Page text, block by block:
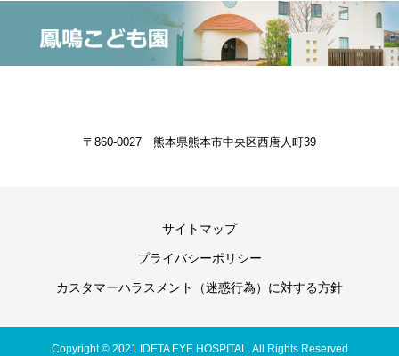
〒860-0027 熊本県熊本市中央区西唐人町39
サイトマップ
プライバシーポリシー
カスタマーハラスメント（迷惑行為）に対する方針
Copyright © 2021 IDETA EYE HOSPITAL. All Rights Reserved